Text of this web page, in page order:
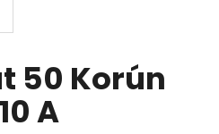
50 Korún
A